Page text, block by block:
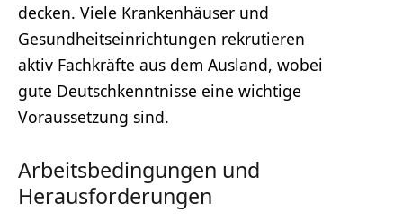
decken. Viele Krankenhäuser und
Gesundheitseinrichtungen rekrutieren
aktiv Fachkräfte aus dem Ausland, wobei
gute Deutschkenntnisse eine wichtige
Voraussetzung sind.
Arbeitsbedingungen und
Herausforderungen